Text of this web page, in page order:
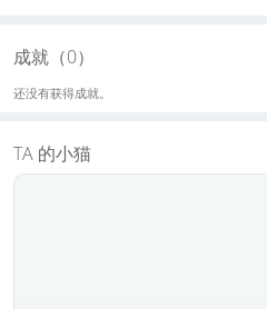
成就（0）
还没有获得成就。
TA 的小猫